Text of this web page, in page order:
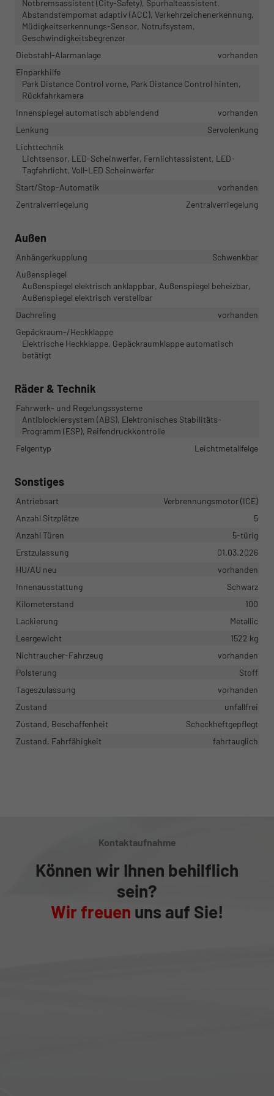
Notbremsassistent (City-Safety), Spurhalteassistent,
Abstandstempomat adaptiv (ACC), Verkehrzeichenerkennung,
Müdigkeitserkennungs-Sensor, Notrufsystem,
Geschwindigkeitsbegrenzer
Diebstahl-Alarmanlage
vorhanden
Einparkhilfe
Park Distance Control vorne, Park Distance Control hinten,
Rückfahrkamera
Innenspiegel automatisch abblendend
vorhanden
Lenkung
Servolenkung
Lichttechnik
Lichtsensor, LED-Scheinwerfer, Fernlichtassistent, LED-
Tagfahrlicht, Voll-LED Scheinwerfer
Start/Stop-Automatik
vorhanden
Zentralverriegelung
Zentralverriegelung
Außen
Anhängerkupplung
Schwenkbar
Außenspiegel
Außenspiegel elektrisch anklappbar, Außenspiegel beheizbar,
Außenspiegel elektrisch verstellbar
Dachreling
vorhanden
Gepäckraum-/Heckklappe
Elektrische Heckklappe, Gepäckraumklappe automatisch
betätigt
Räder & Technik
Fahrwerk- und Regelungssysteme
Antiblockiersystem (ABS), Elektronisches Stabilitäts-
Programm (ESP), Reifendruckkontrolle
Felgentyp
Leichtmetallfelge
Sonstiges
Antriebsart
Verbrennungsmotor (ICE)
Anzahl Sitzplätze
5
Anzahl Türen
5-türig
Erstzulassung
01.03.2026
HU/AU neu
vorhanden
Innenausstattung
Schwarz
Kilometerstand
100
Lackierung
Metallic
Leergewicht
1522 kg
Nichtraucher-Fahrzeug
vorhanden
Polsterung
Stoff
Tageszulassung
vorhanden
Zustand
unfallfrei
Zustand, Beschaffenheit
Scheckheftgepflegt
Zustand, Fahrfähigkeit
fahrtauglich
Kontaktaufnahme
Können wir Ihnen behilflich
sein?
Wir freuen uns auf Sie!